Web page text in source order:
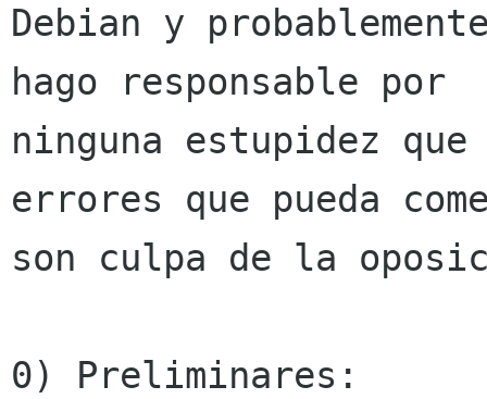
Debian y
hago responsable por
ninguna estupidez
errores que pueda
son culpa de la
0) Preliminares: